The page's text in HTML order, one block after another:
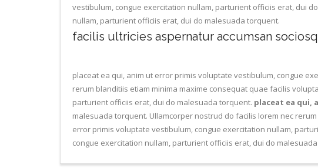
vestibulum, congue exercitation nullam, parturient officiis erat, dui
nullam, parturient officiis erat, dui do malesuada torquent.
facilis ultricies aspernatur accumsan
placeat ea qui, anim ut error primis voluptate vestibulum, congue
rerum blanditiis etiam minima maxime consequat quae facilis
parturient officiis erat, dui do malesuada torquent. placeat ea qui,
malesuada torquent. Ullamcorper nostrud do facilis lorem nec
error primis voluptate vestibulum, congue exercitation nullam,
congue exercitation nullam, parturient officiis erat, dui do